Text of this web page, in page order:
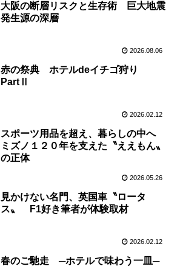
大阪の断層リスクと生存術 巨大地震
発生源の深層
2026.08.06
赤の祭典 ホテルdeイチゴ狩り
PartⅡ
2026.02.12
スポーツ用品を超え、暮らしの中へ
ミズノ１２０年を支えた〝ええもん〟
の正体
2026.05.26
見かけない名門、英国車〝ロータ
ス〟 F1好き筆者が体験取材
2026.02.12
春のご馳走 ─ホテルで味わう一皿─